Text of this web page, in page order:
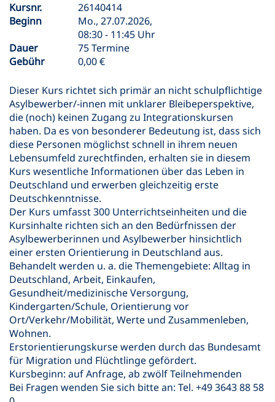
Kursnr.
26140414
Beginn
Mo., 27.07.2026,
08:30 - 11:45 Uhr
Dauer
75 Termine
Gebühr
0,00 €
Dieser Kurs richtet sich primär an nicht schulpflichtige
Asylbewerber/-innen mit unklarer Bleibeperspektive,
die (noch) keinen Zugang zu Integrationskursen
haben. Da es von besonderer Bedeutung ist, dass sich
diese Personen möglichst schnell in ihrem neuen
Lebensumfeld zurechtfinden, erhalten sie in diesem
Kurs wesentliche Informationen über das Leben in
Deutschland und erwerben gleichzeitig erste
Deutschkenntnisse.
Der Kurs umfasst 300 Unterrichtseinheiten und die
Kursinhalte richten sich an den Bedürfnissen der
Asylbewerberinnen und Asylbewerber hinsichtlich
einer ersten Orientierung in Deutschland aus.
Behandelt werden u. a. die Themengebiete: Alltag in
Deutschland, Arbeit, Einkaufen,
Gesundheit/medizinische Versorgung,
Kindergarten/Schule, Orientierung vor
Ort/Verkehr/Mobilität, Werte und Zusammenleben,
Wohnen.
Erstorientierungskurse werden durch das Bundesamt
für Migration und Flüchtlinge gefördert.
Kursbeginn: auf Anfrage, ab zwölf Teilnehmenden
Bei Fragen wenden Sie sich bitte an: Tel. +49 3643 88 58